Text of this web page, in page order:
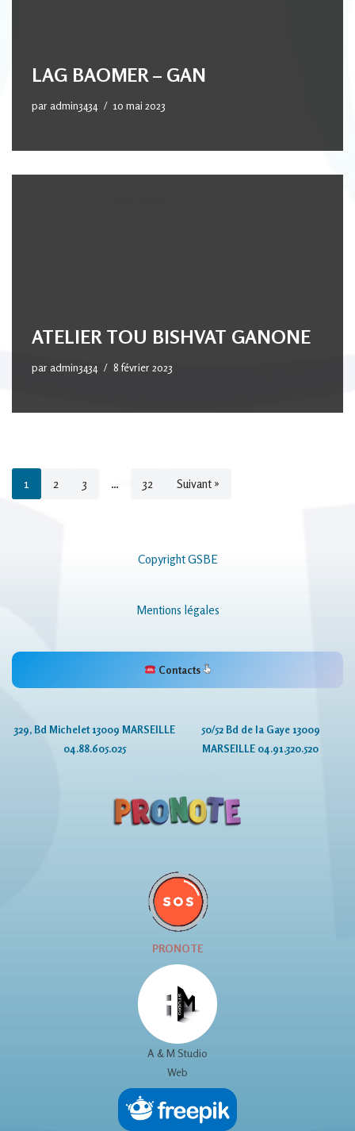
LAG BAOMER – GAN
par admin3434 10 mai 2023
ATELIER TOU BISHVAT GANONE
par admin3434 8 février 2023
1 2 3 … 32 Suivant »
Copyright GSBE
Mentions légales
Contacts
329, Bd Michelet 13009 MARSEILLE
04.88.605.025
50/52 Bd de la Gaye 13009
MARSEILLE 04.91.320.520
PRONOTE
A & M Studio
Web